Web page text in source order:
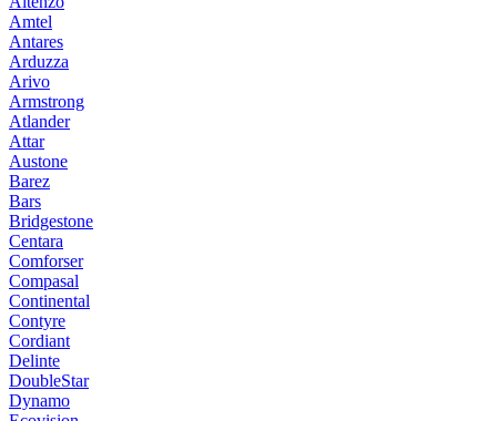
Amtel
Antares
Arduzza
Arivo
Armstrong
Atlander
Attar
Austone
Barez
Bars
Bridgestone
Centara
Comforser
Compasal
Continental
Contyre
Cordiant
Delinte
DoubleStar
Dynamo